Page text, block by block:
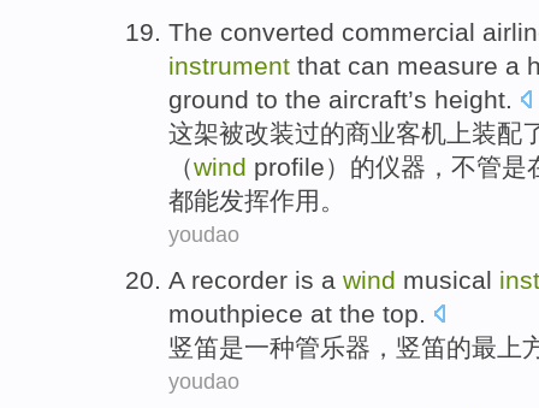
The converted commercial
instrument that can measure a
ground to the aircraft’s height.
这架被改装过的商业客机上装配
（wind profile）的仪器 ， 不管是
都能发挥作用。
youdao
A recorder is a wind musical
mouthpiece at the top.
竖笛是一种管乐器 ，竖笛的最上
youdao